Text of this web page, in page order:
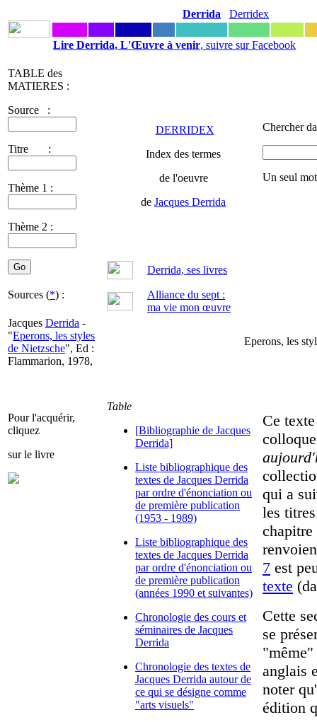
Derrida Derridex
Lire Derrida, L'Œuvre à venir, suivre sur Facebook
TABLE des
MATIERES :
Source :
Titre :
Thème 1 :
Thème 2 :
DERRIDEX
Index des termes
de l'oeuvre
de Jacques Derrida
Chercher
Un seul
Derrida, ses livres
Sources (*) :
Alliance du sept :
ma vie mon œuvre
Jacques Derrida -
"Eperons, les styles
de Nietzsche", Ed :
Flammarion, 1978,
Eperons, les
Pour l'acquérir,
cliquez
sur le livre
Table
[Bibliographie de Jacques
Derrida]
Liste bibliographique des
textes de Jacques Derrida
par ordre d'énonciation ou
de première publication
(1953 - 1989)
Liste bibliographique des
textes de Jacques Derrida
par ordre d'énonciation ou
de première publication
(années 1990 et suivantes)
Chronologie des cours et
séminaires de Jacques
Derrida
Chronologie des textes de
Jacques Derrida autour de
ce qui se désigne comme
"arts visuels"
Ce
qui a
les
7 est
texte
Cette
se
anglais
noter
édition